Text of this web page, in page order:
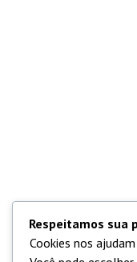
Respeitamos sua
Cookies nos